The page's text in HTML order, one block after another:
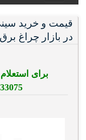
قیمت و خرید
در بازار چراغ برق
برای